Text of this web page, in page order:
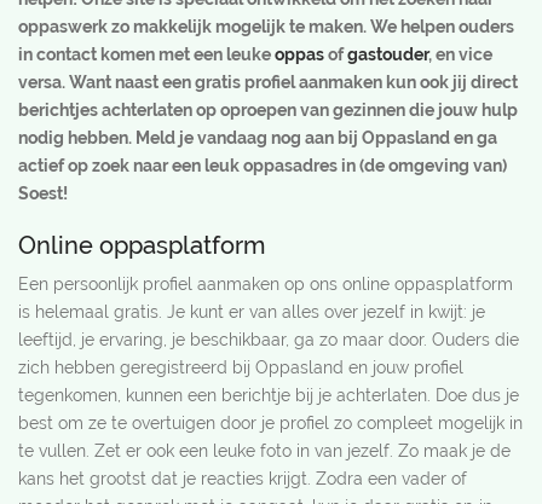
oppaswerk zo makkelijk mogelijk te maken. We helpen ouders
in contact komen met een leukeoppasofgastouder, en vice
versa. Want naast een gratis profiel aanmaken kun ook jij direct
berichtjes achterlaten op oproepen van gezinnen die jouw hulp
nodig hebben. Meld je vandaag nog aan bij Oppasland en ga
actief op zoek naar een leuk oppasadres in (de omgeving van)
Soest!
Online oppasplatform
Een persoonlijk profiel aanmaken op ons online oppasplatform
is helemaal gratis. Je kunt er van alles over jezelf in kwijt: je
leeftijd, je ervaring, je beschikbaar, ga zo maar door. Ouders die
zich hebben geregistreerd bij Oppasland en jouw profiel
tegenkomen, kunnen een berichtje bij je achterlaten. Doe dus je
best om ze te overtuigen door je profiel zo compleet mogelijk in
te vullen. Zet er ook een leuke foto in van jezelf. Zo maak je de
kans het grootst dat je reacties krijgt. Zodra een vader of